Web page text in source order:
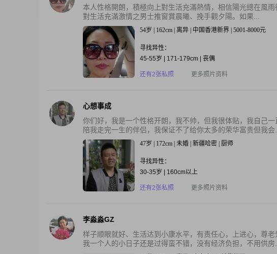
本人性格開朗，積極向上對生活充滿熱情，相信陽光總在風
對生活充滿激情之男士推窗賞晨曦、挽手觀夕陽。如果...
54岁 | 162cm | 离异 | 中国香港新界 | 5001-8000元
寻找异性：
45-55岁 | 171-179cm | 丧偶
还有2张私照 更多照片资料
心想事成
你们好，我是一个性格开朗，我不帅，但我很体贴，我自己
陪我走完一生的伴侣，我保证不了给你太多的荣华富贵但我会...
47岁 | 172cm | 未婚 | 新疆哈密 | 厨师
寻找异性：
30-35岁 | 160cm以上
还有2张私照 更多照片资料
李淼淼GZ
样子顺眼就好、生活达到小康水平，有责任心，上进心，尊
我一个人的小日子还是过得蛮不错，没有经济负担，不用供房...